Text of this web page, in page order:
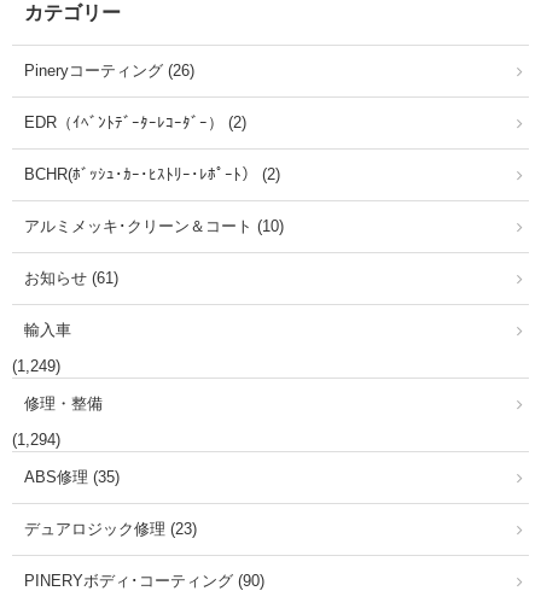
カテゴリー
Pineryコーティング (26)
EDR（ｲﾍﾞﾝﾄﾃﾞｰﾀｰﾚｺｰﾀﾞｰ） (2)
BCHR(ﾎﾞｯｼｭ･ｶｰ･ﾋｽﾄﾘｰ･ﾚﾎﾟｰﾄ） (2)
アルミメッキ･クリーン＆コート (10)
お知らせ (61)
輸入車
(1,249)
修理・整備
(1,294)
ABS修理 (35)
デュアロジック修理 (23)
PINERYボディ･コーティング (90)